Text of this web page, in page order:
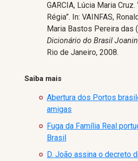
GARCIA, Lúcia Maria
Régia”. In: VAINFAS,
Maria Bastos Pereira das
Dicionário do Brasil
Rio de Janeiro, 2008.
Saiba mais
Abertura dos Portos
amigas
Fuga da Família Real
Brasil
D. João assina o decreto